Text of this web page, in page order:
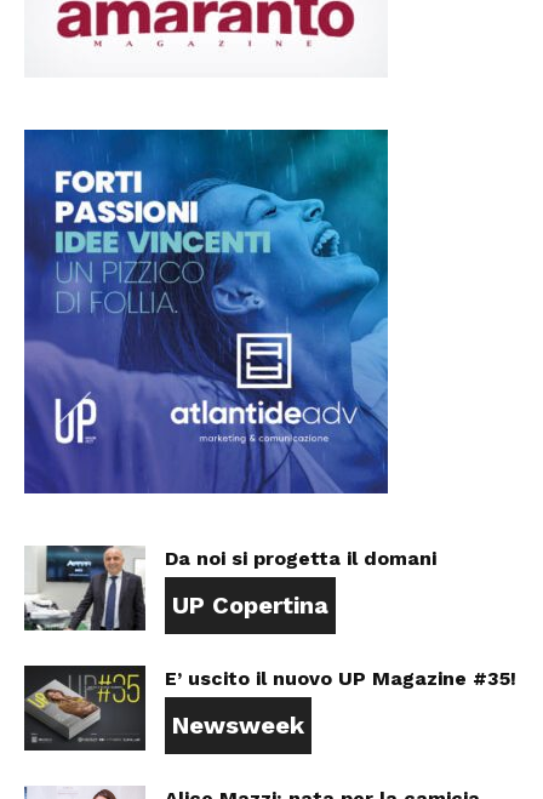
Da noi si progetta il domani
UP Copertina
E’ uscito il nuovo UP Magazine #35!
Newsweek